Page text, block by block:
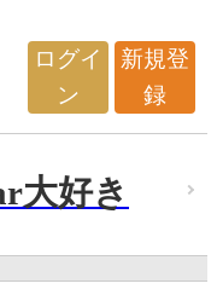
ログイ
ン
新規登
録
好き